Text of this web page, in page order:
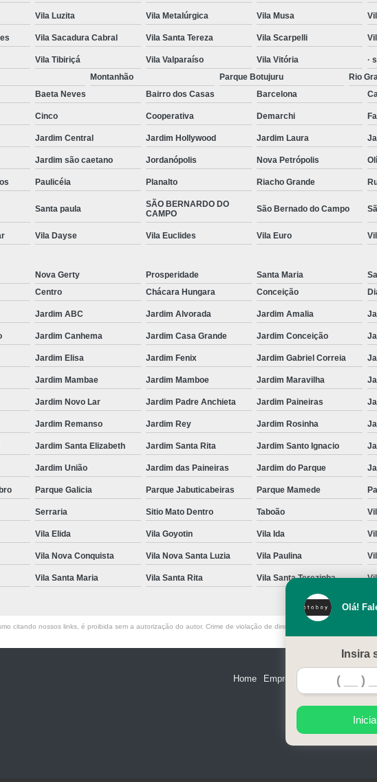
Vila Luzita Vila Metalúrgica Vila Musa
Vila Sacadura Cabral Vila Santa Tereza Vila Scarpelli
Vila Tibiriçá Vila Valparaíso Vila Vitória
·
Montanhão Parque Botujuru
Rio
Baeta Neves Bairro dos Casas Barcelona
Cinco Cooperativa Demarchi
Jardim Central Jardim Hollywood Jardim Laura
Jardim são caetano Jordanópolis Nova Petrópolis
Paulicéia Planalto Riacho Grande
Santa paula
SÃO BERNARDO DO
CAMPO
São Bernado do Campo
Vila Dayse Vila Euclides Vila Euro
Nova Gerty Prosperidade Santa Maria
Centro Chácara Hungara Conceição
Jardim ABC Jardim Alvorada Jardim Amalia
Jardim Canhema Jardim Casa Grande Jardim Conceição
Jardim Elisa Jardim Fenix Jardim Gabriel Correia
Jardim Mambae Jardim Mamboe Jardim Maravilha
Jardim Novo Lar Jardim Padre Anchieta Jardim Paineiras
Jardim Remanso Jardim Rey Jardim Rosinha
Jardim Santa Elizabeth Jardim Santa Rita Jardim Santo Ignacio
Jardim União Jardim das Paineiras Jardim do Parque
Parque Galicia Parque Jabuticabeiras Parque Mamede
Serraria Sitio Mato Dentro Taboão
Vila Elida Vila Goyotin Vila Ida
Vila Nova Conquista Vila Nova Santa Luzia Vila Paulina
Vila Santa Maria Vila Santa Rita Vila Santa Terezinha
citando nossos links, é proibida sem a autorização do autor. Crime de violação de direito autoral – artigo 184 do
Home Empresa Serviços
Olá!
Insira